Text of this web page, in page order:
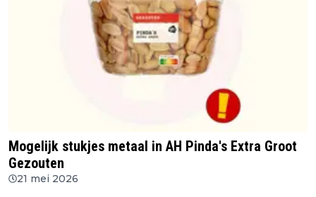
Mogelijk stukjes metaal in AH Pinda's Extra Groot
Gezouten
21 mei 2026